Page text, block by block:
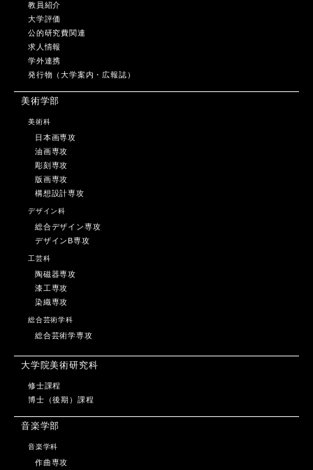
教員紹介
大学評価
公的研究費関連
求人情報
学外連携
発行物（大学案内・広報誌）
美術学部
美術科
日本画専攻
油画専攻
彫刻専攻
版画専攻
構想設計専攻
デザイン科
総合デザイン専攻
デザインB専攻
工芸科
陶磁器専攻
漆工専攻
染織専攻
総合芸術学科
総合芸術学専攻
大学院美術研究科
修士課程
博士（後期）課程
音楽学部
音楽学科
作曲専攻